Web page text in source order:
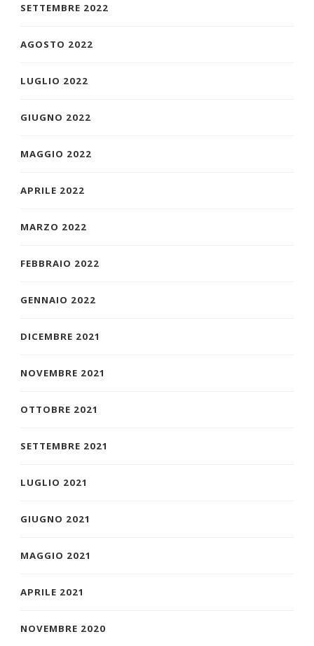
SETTEMBRE 2022
AGOSTO 2022
LUGLIO 2022
GIUGNO 2022
MAGGIO 2022
APRILE 2022
MARZO 2022
FEBBRAIO 2022
GENNAIO 2022
DICEMBRE 2021
NOVEMBRE 2021
OTTOBRE 2021
SETTEMBRE 2021
LUGLIO 2021
GIUGNO 2021
MAGGIO 2021
APRILE 2021
NOVEMBRE 2020